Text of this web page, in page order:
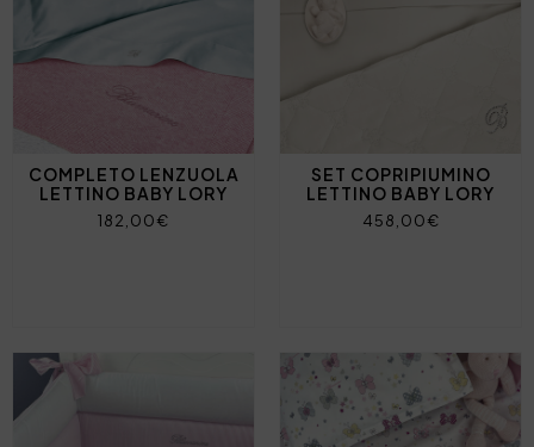
COMPLETO LENZUOLA
LETTINO BABY LORY
182,00€
SET COPRIPIUMINO
LETTINO BABY LORY
458,00€